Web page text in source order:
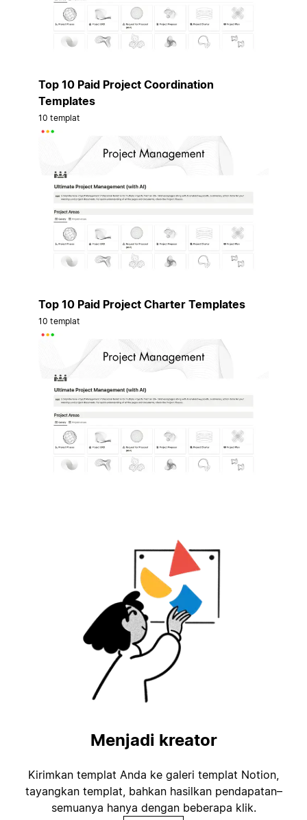
Top 10 Paid Project Coordination
Templates
10 templat
Top 10 Paid Project Charter Templates
10 templat
Menjadi kreator
Kirimkan templat Anda ke galeri templat Notion,
tayangkan templat, bahkan hasilkan pendapatan–
semuanya hanya dengan beberapa klik.